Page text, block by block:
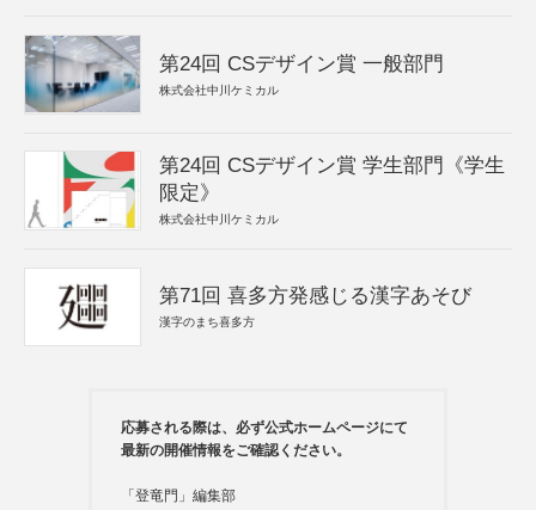
第24回 CSデザイン賞 一般部門
株式会社中川ケミカル
第24回 CSデザイン賞 学生部門《学生
限定》
株式会社中川ケミカル
第71回 喜多方発感じる漢字あそび
漢字のまち喜多方
応募される際は、必ず公式ホームページにて
最新の開催情報をご確認ください。
「登竜門」編集部